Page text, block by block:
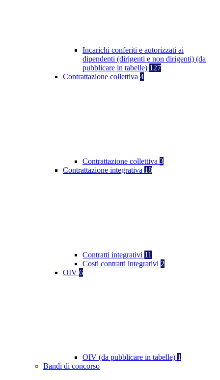
Incarichi conferiti e autorizzati ai
dipendenti (dirigenti e non dirigenti) (da
pubblicare in tabelle) 127
Contrattazione collettiva 4
Contrattazione collettiva 3
Contrattazione integrativa 18
Contratti integrativi 11
Costi contratti integrativi 2
OIV 6
OIV (da pubblicare in tabelle) 1
Bandi di concorso